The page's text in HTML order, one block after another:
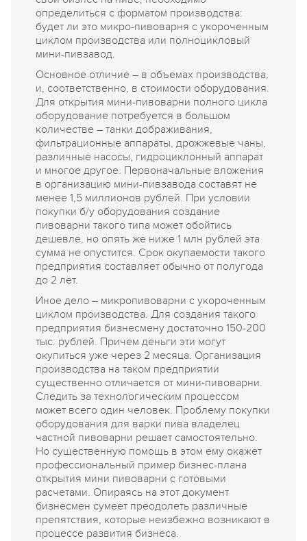
определиться с форматом производства:
будет ли это микро-пивоварня с укороченным
циклом производства или полноцикловый
мини-пивзавод.
Основное отличие – в объемах производства,
и, соответственно, в стоимости оборудования.
Для открытия мини-пивоварни полного цикла
оборудование потребуется в большом
количестве – танки дображивания,
фильтрационные аппараты, дрожжевые чаны,
различные насосы, гидроциклонный аппарат
и многое другое. Первоначальные вложения
в организацию мини-пивзавода составят не
менее 1,5 миллионов рублей. При условии
покупки б/у оборудования создание
пивоварни такого типа может обойтись
дешевле, но опять же ниже 1 млн рублей эта
сумма не опустится. Срок окупаемости такого
предприятия составляет обычно от полугода
до 2 лет.
Иное дело – микропивоварни с укороченным
циклом производства. Для создания такого
предприятия бизнесмену достаточно 150-200
тыс. рублей. Причем деньги эти могут
окупиться уже через 2 месяца. Организация
производства на таком предприятии
существенно отличается от мини-пивоварни.
Следить за технологическим процессом
может всего один человек. Проблему покупки
оборудования для варки пива владелец
частной пивоварни решает самостоятельно.
Но существенную помощь в этом ему окажет
профессиональный пример бизнес-плана
открытия мини пивоварни с готовыми
расчетами. Опираясь на этот документ
бизнесмен сумеет преодолеть различные
препятствия, которые неизбежно возникают в
процессе развития бизнеса.